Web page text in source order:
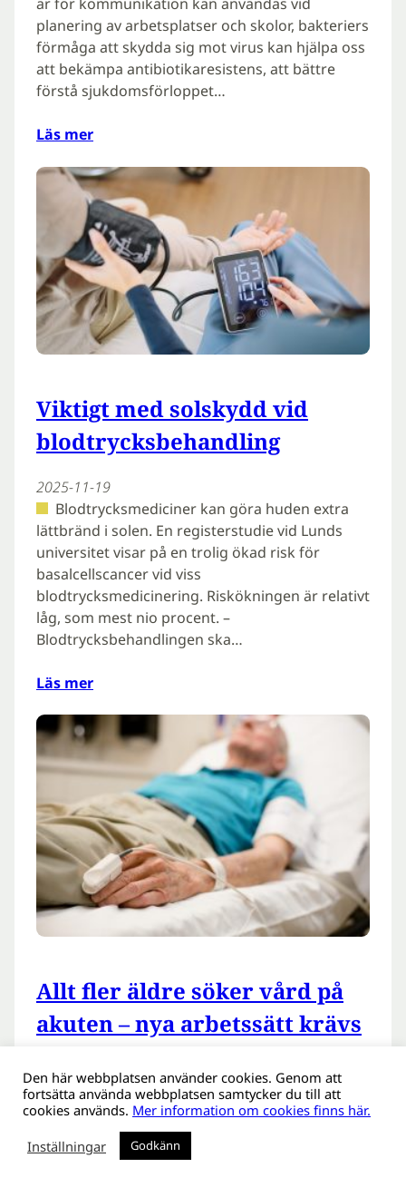
är för kommunikation kan användas vid
planering av arbetsplatser och skolor, bakteriers
förmåga att skydda sig mot virus kan hjälpa oss
att bekämpa antibiotikaresistens, att bättre
förstå sjukdomsförloppet…
Läs mer
Viktigt med solskydd vid
blodtrycksbehandling
2025-11-19
Blodtrycksmediciner kan göra huden extra
lättbränd i solen. En registerstudie vid Lunds
universitet visar på en trolig ökad risk för
basalcellscancer vid viss
blodtrycksmedicinering. Riskökningen är relativt
låg, som mest nio procent. –
Blodtrycksbehandlingen ska…
Läs mer
Allt fler äldre söker vård på
akuten – nya arbetssätt krävs
2025-11-17
Gruppen äldre personer som söker vård på
akutmottagningarna ökar. Men dagens
arbetssätt är ofta utformade efter yngre
personer. En ny avhandling från Lunds
Den här webbplatsen använder cookies. Genom att
fortsätta använda webbplatsen samtycker du till att
cookies används. Mer information om cookies finns här.
Inställningar
Godkänn